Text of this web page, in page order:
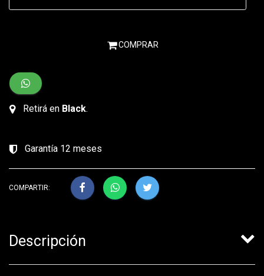
COMPRAR
Retirá en Black.
Garantía 12 meses
COMPARTIR:
Descripción